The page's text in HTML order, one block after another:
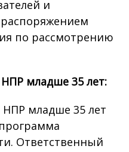
и
по рассмотрению
младше 35 лет:
младше 35 лет
Ответственный